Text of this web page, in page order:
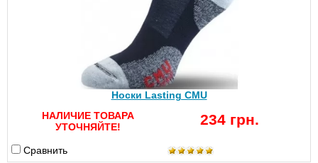
Носки Lasting CMU
НАЛИЧИЕ ТОВАРА
УТОЧНЯЙТЕ!
234 грн.
Сравнить